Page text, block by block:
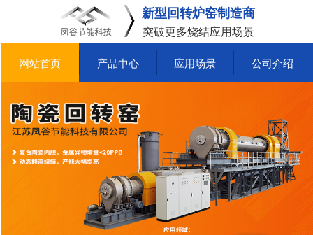
新型回转炉窑制造商
突破更多烧结应用场景
网站首页 产品中心 应用场景 公司介绍